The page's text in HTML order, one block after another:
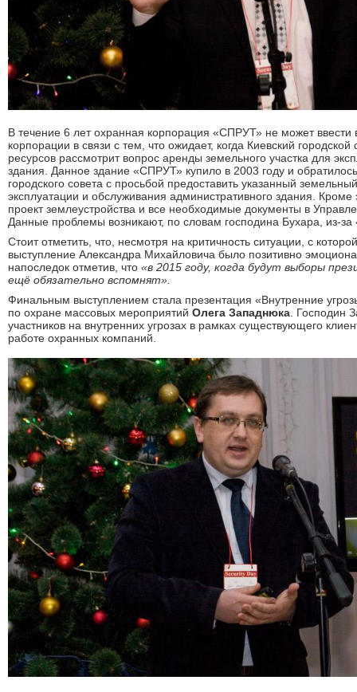
В течение 6 лет охранная корпорация «СПРУТ» не может
корпорации в связи с тем, что ожидает, когда Киевский
ресурсов рассмотрит вопрос аренды земельного участка для
здания. Данное здание «СПРУТ» купило в 2003 году и обратилось
городского совета с просьбой предоставить указанный
эксплуатации и обслуживания административного здания.
проект землеустройства и все необходимые документы в
Данные проблемы возникают, по словам господина Бухара, из-за
Стоит отметить, что, несмотря на критичность ситуации, с
выступление Александра Михайловича было позитивно
напоследок отметив, что «в 2015 году, когда будут выборы
ещё обязательно вспомнят».
Финальным выступлением стала презентация «Внутренние
по охране массовых мероприятий Олега Западнюка . Господин
участников на внутренних угрозах в рамках существующего
работе охранных компаний.